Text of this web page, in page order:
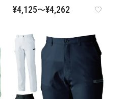
¥4,125〜¥4,262